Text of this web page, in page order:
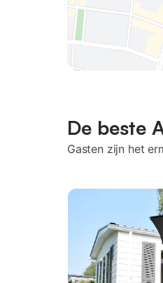
De beste
Gasten zijn het